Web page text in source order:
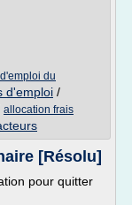
du
d'emploi /
allocation frais
[Résolu]
pour quitter